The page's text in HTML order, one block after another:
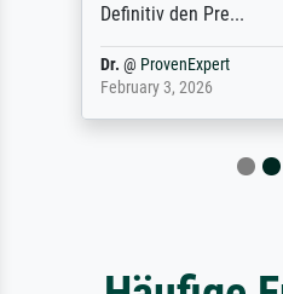
Definitiv den Pre...
Dr. @ ProvenExpert
February 3, 2026